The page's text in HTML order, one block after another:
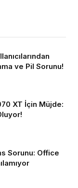
ve Pil Sorunu!
XT İçin Müjde:
Sorunu: Office